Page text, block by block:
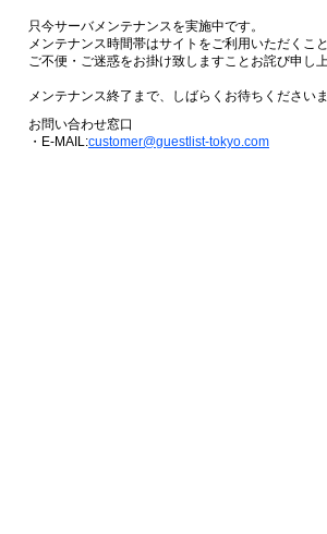
只今サーバメンテナンスを実施中です。
メンテナンス時間帯はサイトをご利用いただくこ
ご不便・ご迷惑をお掛け致しますことお詫び申し上
メンテナンス終了まで、しばらくお待ちくださいま
お問い合わせ窓口
・E-MAIL:customer@guestlist-tokyo.com